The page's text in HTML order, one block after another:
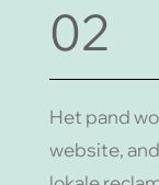
02
Het pand
website,